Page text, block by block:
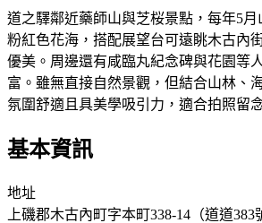
道之驛鄰近藥師山與芝桜景點，每年5
粉紅色花海，搭配展望台可遠眺木古內
優美。周邊還有咸臨丸紀念碑與花園等
富。雖無直接自然景觀，但結合山林、
氛圍舒適且具美學吸引力，適合拍照留
基本資訊
地址
上磯郡木古內町字本町338-14（道道383